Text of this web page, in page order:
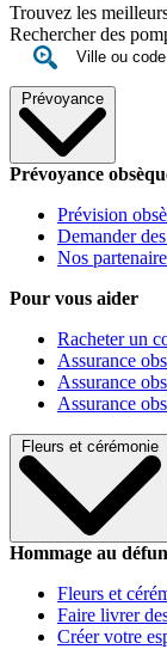
Trouvez les
Rechercher des
Prévoyance
Prévoyance
Prévision
Demander
Nos
Pour vous aider
Racheter un
Assurance
Assurance
Assurance
Fleurs et cérémonie
Hommage au
Fleurs et
Faire livrer
Créer votre